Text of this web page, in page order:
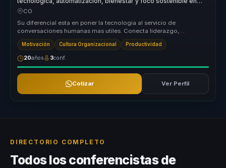
equipos.
CO
Su diferencial esta en poner la tecnologia al servicio de
conversaciones humanas mas utiles. Conecta liderazgo,
productividad saludable y...
Motivación Cultura Organizacional Productividad
20años 3conf.
Cotizar Ver Perfil
DIRECTORIO COMPLETO
Todos los conferencistas de